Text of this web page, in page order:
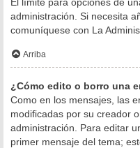
administración. Si necesita
comuníquese con La
Arriba
¿Cómo edito o borro una
Como en los mensajes, las
modificadas por su creador
administración. Para editar
primer mensaje del tema;